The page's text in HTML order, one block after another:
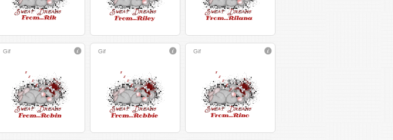
Gif Gif Gif